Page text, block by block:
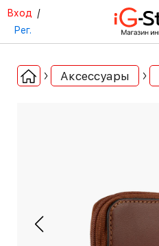
Вход /
Рег.
Аксессуары